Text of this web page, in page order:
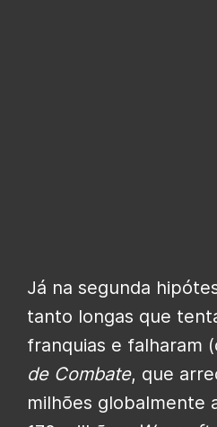
Já na segunda
tanto longas que
franquias e falharam
de Combate, que
milhões globalmente